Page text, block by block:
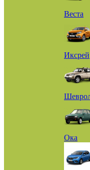
Веста
Иксрей
Ока